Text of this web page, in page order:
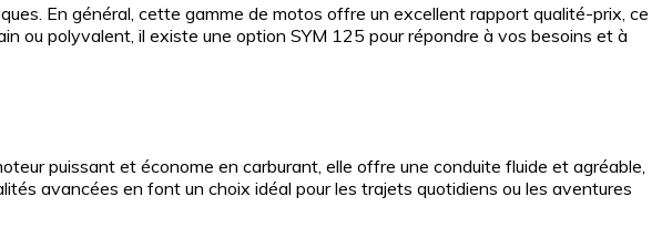
En général, cette gamme de motos offre un excellent rapport qualité-prix, ce
ou polyvalent, il existe une option SYM 125 pour répondre à vos besoins et à
puissant et économe en carburant, elle offre une conduite fluide et agréable,
avancées en font un choix idéal pour les trajets quotidiens ou les aventures